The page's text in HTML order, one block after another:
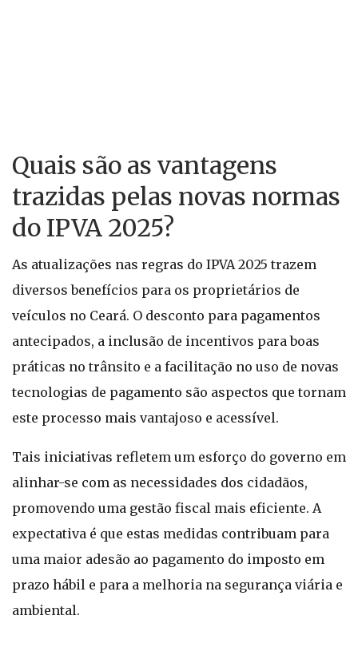
Quais são as vantagens
trazidas pelas novas normas
do IPVA 2025?
As atualizações nas regras do IPVA 2025 trazem
diversos benefícios para os proprietários de
veículos no Ceará. O desconto para pagamentos
antecipados, a inclusão de incentivos para boas
práticas no trânsito e a facilitação no uso de novas
tecnologias de pagamento são aspectos que tornam
este processo mais vantajoso e acessível.
Tais iniciativas refletem um esforço do governo em
alinhar-se com as necessidades dos cidadãos,
promovendo uma gestão fiscal mais eficiente. A
expectativa é que estas medidas contribuam para
uma maior adesão ao pagamento do imposto em
prazo hábil e para a melhoria na segurança viária e
ambiental.